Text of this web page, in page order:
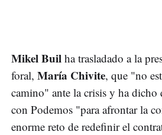
Mikel Buil ha trasladado a la
foral, María Chivite, que "no
camino" ante la crisis y ha dicho
con Podemos "para afrontar la
enorme reto de redefinir el